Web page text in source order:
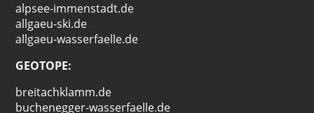
alpsee-immenstadt.de
allgaeu-ski.de
allgaeu-wasserfaelle.de
GEOTOPE:
breitachklamm.de
buchenegger-wasserfaelle.de